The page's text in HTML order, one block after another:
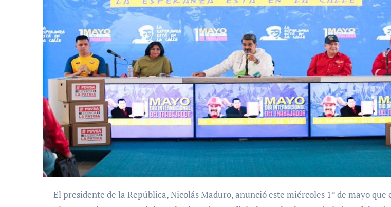
El presidente de la República, Nicolás Maduro, anunció este miércoles 1º de mayo que el Banco